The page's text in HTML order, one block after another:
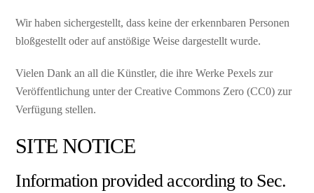
Wir haben sichergestellt, dass keine der erkennbaren Personen
bloßgestellt oder auf anstößige Weise dargestellt wurde.
Vielen Dank an all die Künstler, die ihre Werke Pexels zur
Veröffentlichung unter der Creative Commons Zero (CC0) zur
Verfügung stellen.
SITE NOTICE
Information provided according to Sec.